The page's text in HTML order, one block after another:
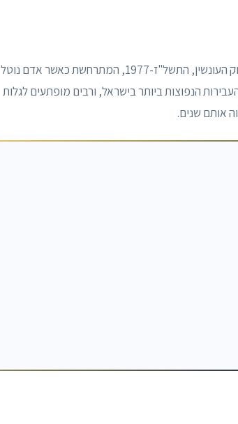
גניבה מחנות (Shoplifting) היא עבירת גניבה לפי סעיף 384 לחוק העונשין, התשל"ז-1977, המתרחשת כאשר אדם נוטל
הנפוצות ביותר בישראל, ורבים מופתעים לגלות
אותם שנים.